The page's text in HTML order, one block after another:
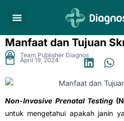
Manfaat dan Tujuan
Team Publisher Diagnos
April 19, 2024 .
Non-Invasive Prenatal Testing
untuk mengetahui apakah janin